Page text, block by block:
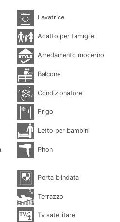
Lavatrice
Adatto per famiglie
Arredamento moderno
Balcone
Condizionatore
Frigo
Letto per bambini
Phon
Porta blindata
Terrazzo
Tv satellitare